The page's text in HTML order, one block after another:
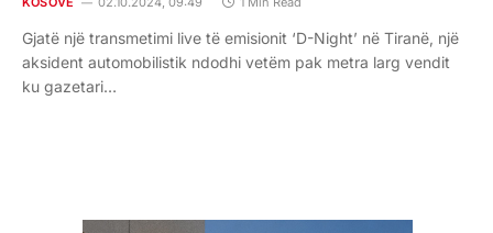
Gjatë një transmetimi live të emisionit ‘D-Night’ në Tiranë, një
aksident automobilistik ndodhi vetëm pak metra larg vendit
ku gazetari…